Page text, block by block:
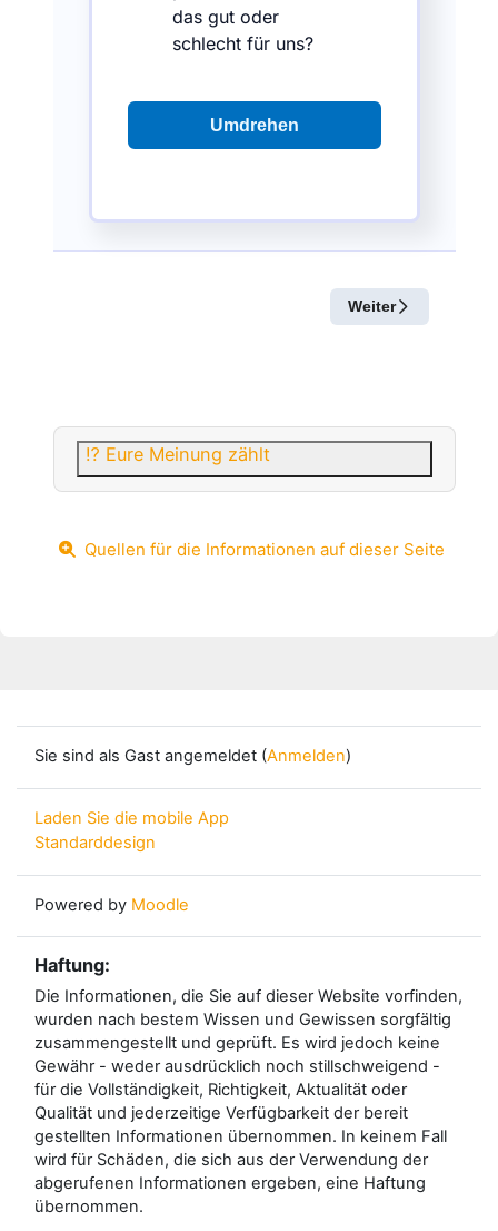
⁉️ Eure Meinung zählt
Quellen für die Informationen auf dieser Seite
Sie sind als Gast angemeldet (Anmelden)
Laden Sie die mobile App
Standarddesign
Powered by Moodle
Haftung:
Die Informationen, die Sie auf dieser Website vorfinden,
wurden nach bestem Wissen und Gewissen sorgfältig
zusammengestellt und geprüft. Es wird jedoch keine
Gewähr - weder ausdrücklich noch stillschweigend -
für die Vollständigkeit, Richtigkeit, Aktualität oder
Qualität und jederzeitige Verfügbarkeit der bereit
gestellten Informationen übernommen. In keinem Fall
wird für Schäden, die sich aus der Verwendung der
abgerufenen Informationen ergeben, eine Haftung
übernommen.